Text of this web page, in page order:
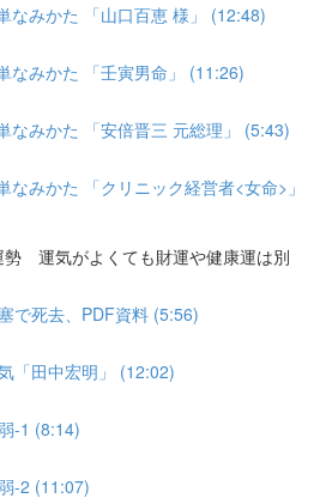
なみかた 「山口百恵 様」 (12:48)
なみかた 「壬寅男命」 (11:26)
なみかた 「安倍晋三 元総理」 (5:43)
なみかた 「クリニック経営者<女命>」
勢 運気がよくても財運や健康運は別
で死去、PDF資料 (5:56)
「田中宏明」 (12:02)
-1 (8:14)
-2 (11:07)